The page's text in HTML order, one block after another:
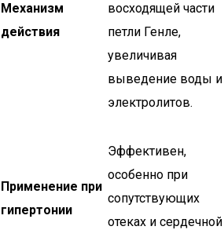
Механизм
действия
восходящей части
петли Генле,
увеличивая
выведение воды и
электролитов.
Применение при
гипертонии
Эффективен,
особенно при
сопутствующих
отеках и сердечной